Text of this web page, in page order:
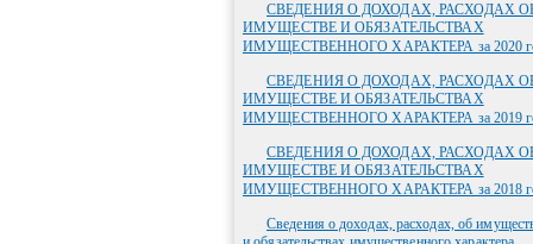
СВЕДЕНИЯ О ДОХОДАХ, РАСХОДАХ
ИМУЩЕСТВЕ И ОБЯЗАТЕЛЬСТВАХ
ИМУЩЕСТВЕННОГО ХАРАКТЕРА за 2020
СВЕДЕНИЯ О ДОХОДАХ, РАСХОДАХ
ИМУЩЕСТВЕ И ОБЯЗАТЕЛЬСТВАХ
ИМУЩЕСТВЕННОГО ХАРАКТЕРА за 2019
СВЕДЕНИЯ О ДОХОДАХ, РАСХОДАХ
ИМУЩЕСТВЕ И ОБЯЗАТЕЛЬСТВАХ
ИМУЩЕСТВЕННОГО ХАРАКТЕРА за 2018
Сведения о доходах, расходах, об